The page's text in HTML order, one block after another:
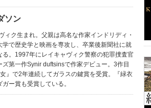
ソン
ク生まれ。父親は高名な作家インドリディ・
で歴史学と映画を専攻し、卒業後新聞社に就
。1997年にレイキャヴィク警察の犯罪捜査官
第一作Synir duftsinsで作家デビュー。3作目
』で2年連続してガラスの鍵賞を受賞。『緑衣
ー賞も受賞している。